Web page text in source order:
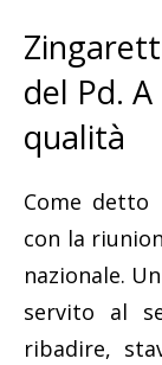
del Pd.
qualità
Come
con la
nazionale.
servito al
ribadire,